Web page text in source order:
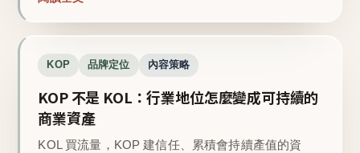
KOP 品牌定位 內容策略
KOP 不是 KOL：行業地位怎麼變成可持續的
商業資產
KOL 買流量，KOP 建信任、累積會持續產值的資